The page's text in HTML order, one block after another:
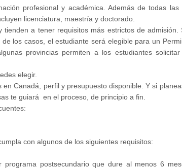
profesional y académica. Además de todas las
licenciatura, maestría y doctorado.
a tener requisitos más estrictos de admisión.
los casos, el estudiante será elegible para un
provincias permiten a los estudiantes
elegir.
Canadá, perfil y presupuesto disponible. Y si
te guiará en el proceso, de principio a fin.
con algunos de los siguientes requisitos:
programa postsecundario que dure al menos 6